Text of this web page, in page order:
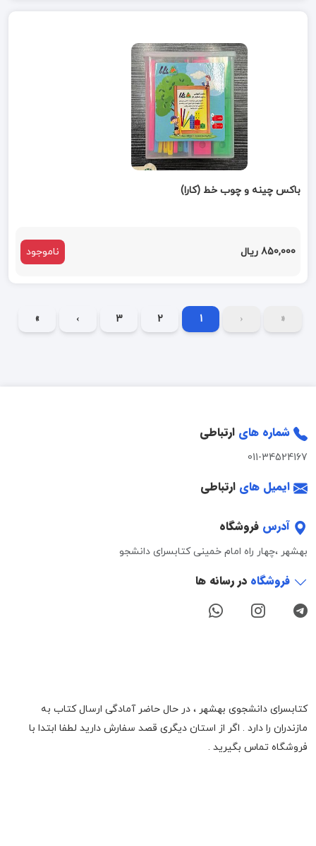
باکس چینه و چوب خط (کارا)
850,000 ریال ناموجود
«
‹
1
2
3
›
»
شماره های ارتباطی
011-34524167
ایمیل های ارتباطی
آدرس فروشگاه
بهشهر ،چهار راه امام خمینی کتابسرای دانشجو
فروشگاه در رسانه ها
کتابسرای دانشجوی بهشهر ، در حال حاضر آمادگی ارسال کتاب به
مازندران را دارد . اگر از استان دیگری قصد سفارش دارید لطفا ابتدا با
فروشگاه تماس بگیرید .